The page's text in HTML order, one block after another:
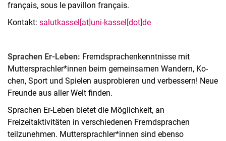
français, sous le pavillon français.
Kontakt: salutkassel[at]uni-kassel[dot]de
Spra­chen Er-Le­­ben: Fremdsprachenkenntnisse mit
Muttersprachler*innen beim ge­mein­sa­men Wan­dern, Ko­
chen, Sport und Spie­len ausprobieren und verbessern! Neue
Freunde aus aller Welt finden.
Sprachen Er-Leben bietet die Möglichkeit, an
Freizeitaktivitäten in verschiedenen Fremdsprachen
teilzunehmen. Muttersprachler*innen sind ebenso